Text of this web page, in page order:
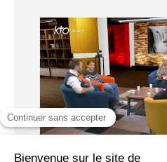
#Synode #Migrations